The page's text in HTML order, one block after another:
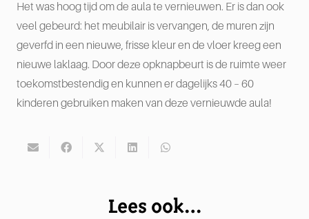
Het was hoog tijd om de aula te vernieuwen. Er is dan ook
veel gebeurd: het meubilair is vervangen, de muren zijn
geverfd in een nieuwe, frisse kleur en de vloer kreeg een
nieuwe laklaag. Door deze opknapbeurt is de ruimte weer
toekomstbestendig en kunnen er dagelijks 40 – 60
kinderen gebruiken maken van deze vernieuwde aula!
Lees ook…